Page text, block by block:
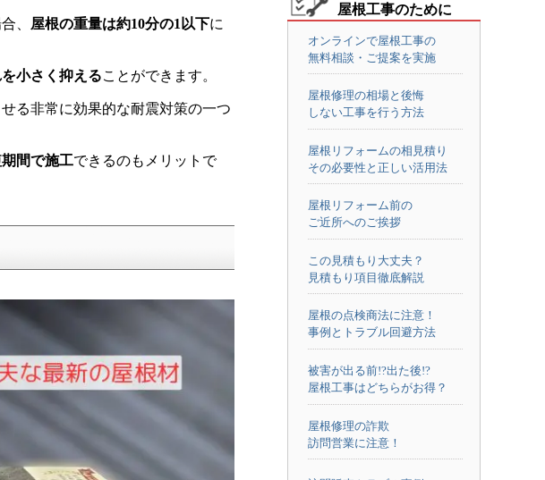
、 屋根の重量は約10分の1以下に
小さく抑えることができます。
る非常に効果的な耐震対策の一つ
間で施工できるのもメリットで
屋根工事のために
オンラインで屋根工事の
無料相談・ご提案を実施
屋根修理の相場と後悔
しない工事を行う方法
屋根リフォームの相見積り
その必要性と正しい活用法
屋根リフォーム前の
ご近所へのご挨拶
この見積もり大丈夫？
見積もり項目徹底解説
屋根の点検商法に注意！
事例とトラブル回避方法
被害が出る前!?出た後!?
屋根工事はどちらがお得？
屋根修理の詐欺
訪問営業に注意！